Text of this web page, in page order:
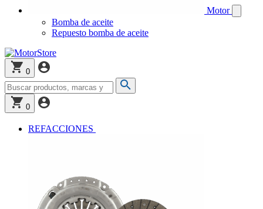
Motor
Bomba de aceite
Repuesto bomba de aceite
0
0
REFACCIONES